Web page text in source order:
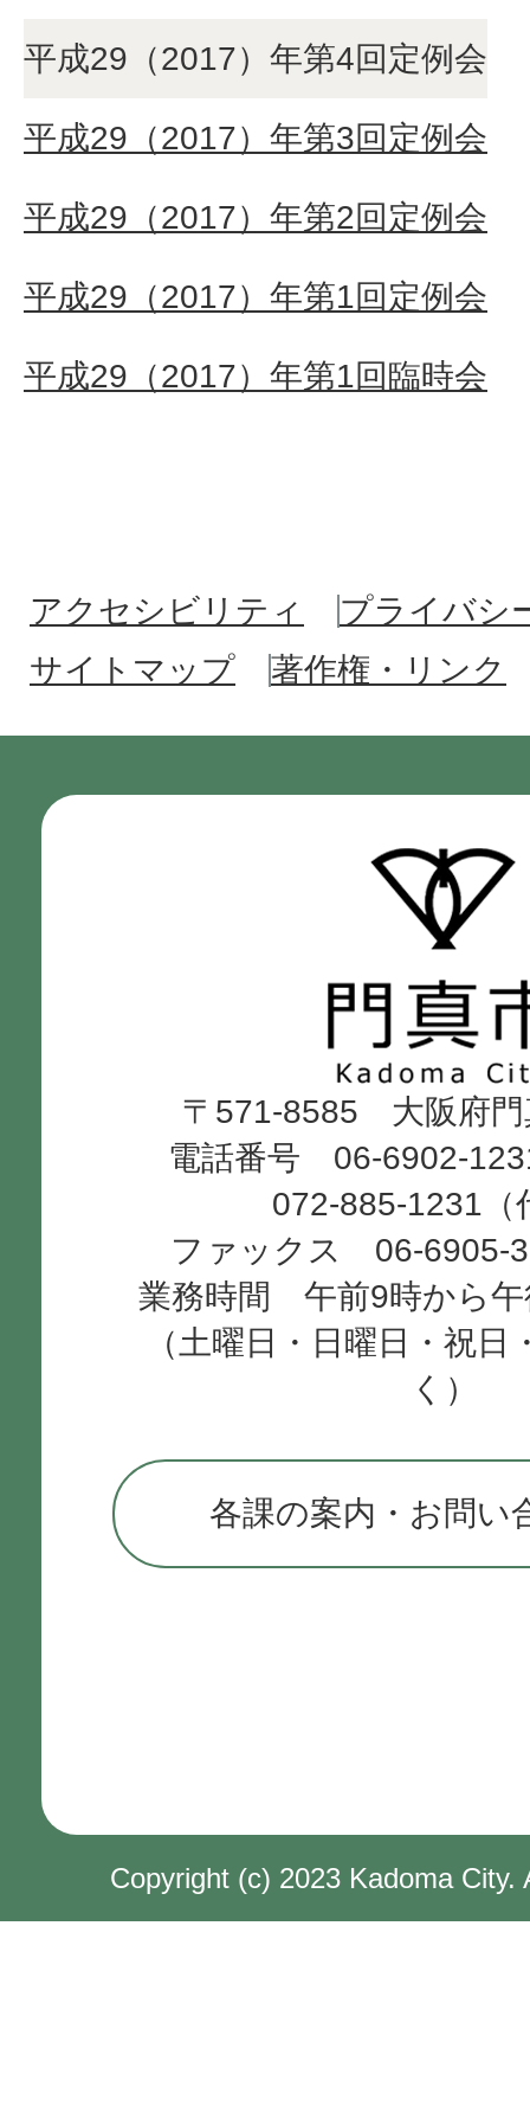
平成29（2017）年第4回定例会
平成29（2017）年第3回定例会
平成29（2017）年第2回定例会
平成29（2017）年第1回定例会
平成29（2017）年第1回臨時会
アクセシビリティ
プライバシ
サイトマップ
著作権・リンク
市
Kadoma
City
〒571-8585 大阪府門
電話番号 06-6902-
072-885-1231（
ファックス 06-6905-
業務時間 午前9時から午
（土曜日・日曜日・祝日
く）
各課の案内・お問い
Copyright (c) 2023 Kadoma City.